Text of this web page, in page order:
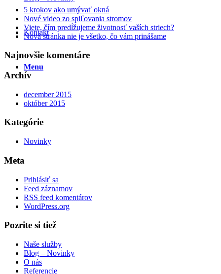
Kontakt
Menu
5 krokov ako umývať okná
Nové video zo spiľovania stromov
Viete, čím predĺžujeme životnosť vaších striech?
Nová stránka nie je všetko, čo vám prinášame
Najnovšie komentáre
Archív
december 2015
október 2015
Kategórie
Novinky
Meta
Prihlásiť sa
Feed záznamov
RSS feed komentárov
WordPress.org
Pozrite si tiež
Naše služby
Blog – Novinky
O nás
Referencie